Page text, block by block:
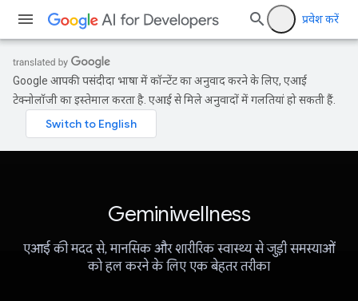
प्रवेश करें
Google आपकी पसंदीदा भाषा में कॉन्टेंट का अनुवाद करने के लिए, एआई
टेक्नोलॉजी का इस्तेमाल करता है. एआई से मिले अनुवादों में गलतियां हो सकती हैं.
Geminiwellness
एआई की मदद से, मानसिक और शारीरिक स्वास्थ्य से जुड़ी समस्याओं
को हल करने के लिए एक बेहतर तरीका